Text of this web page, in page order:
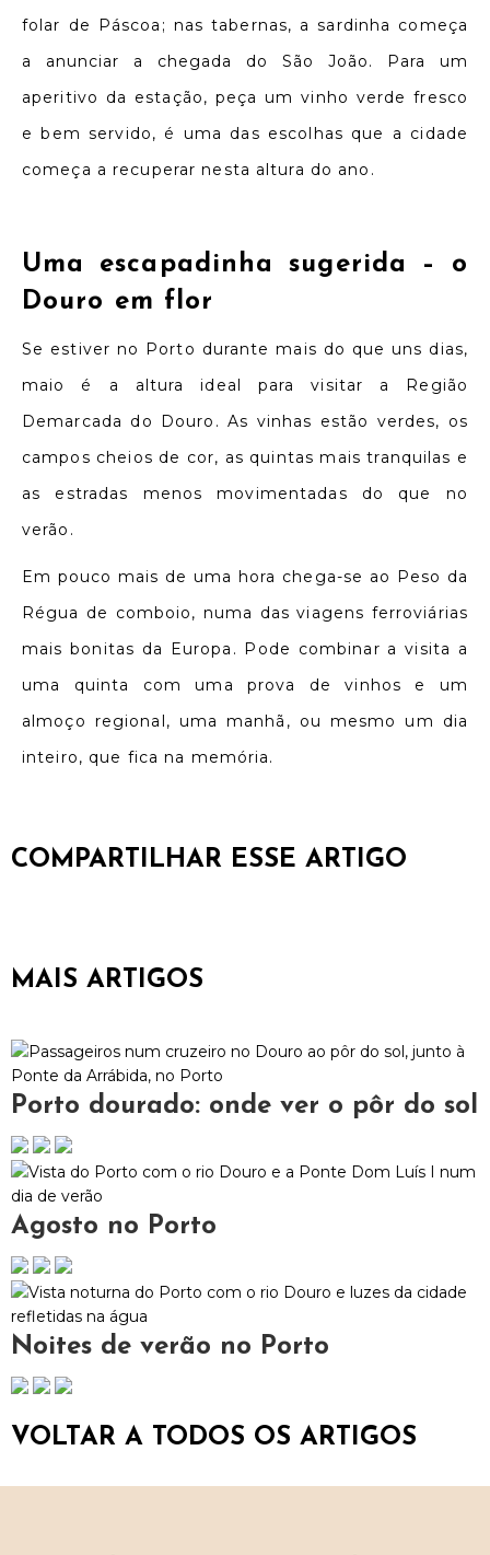
folar de Páscoa; nas tabernas, a sardinha começa
a anunciar a chegada do São João. Para um
aperitivo da estação, peça um vinho verde fresco
e bem servido, é uma das escolhas que a cidade
começa a recuperar nesta altura do ano.
Uma escapadinha sugerida –
o
Douro em flor
Se estiver no Porto durante mais do que uns dias,
maio é a altura ideal para visitar a Região
Demarcada do Douro. As vinhas estão verdes, os
campos cheios de cor, as quintas mais tranquilas e
as estradas menos movimentadas do que no
verão.
Em pouco mais de uma hora chega-se ao Peso da
Régua de comboio, numa das viagens ferroviárias
mais bonitas da Europa. Pode combinar a visita a
uma quinta com uma prova de vinhos e um
almoço regional, uma manhã, ou mesmo um dia
inteiro, que fica na memória.
COMPARTILHAR ESSE ARTIGO
MAIS ARTIGOS
Porto dourado: onde ver o pôr do sol
Agosto no Porto
Noites de verão no Porto
VOLTAR A TODOS OS ARTIGOS